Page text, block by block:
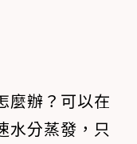
麼辦？可以在
水分蒸發，只